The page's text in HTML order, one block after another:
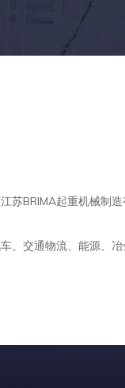
BRIMA起重机械制造
交通物流、能源、冶